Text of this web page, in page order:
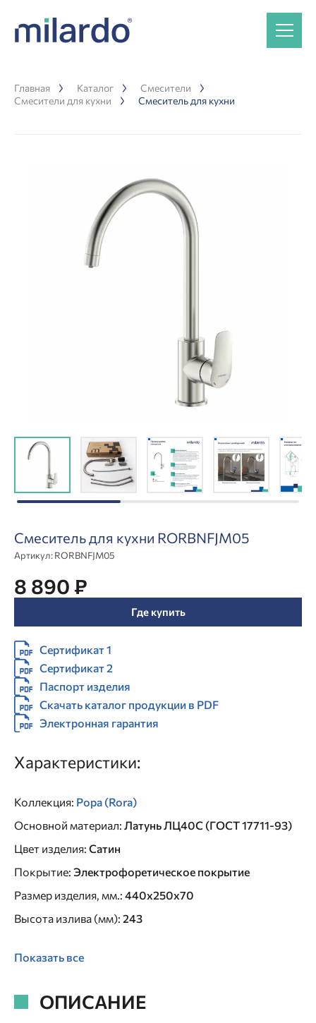
Главная Каталог
Смесители
Смесители для кухни
Смеситель для кухни
Смеситель для кухни RORBNFJM05
Артикул:RORBNFJM05
8 890 ₽
Где купить
Сертификат 1
Сертификат 2
Паспорт изделия
Скачать каталог продукции в PDF
Электронная гарантия
Характеристики:
Коллекция: Рора (Rora)
Основной материал: Латунь ЛЦ40C (ГОСТ 17711-93)
Цвет изделия: Сатин
Покрытие: Электрофоретическое покрытие
Размер изделия, мм.: 440x250x70
Высота излива (мм): 243
Показать все
ОПИСАНИЕ